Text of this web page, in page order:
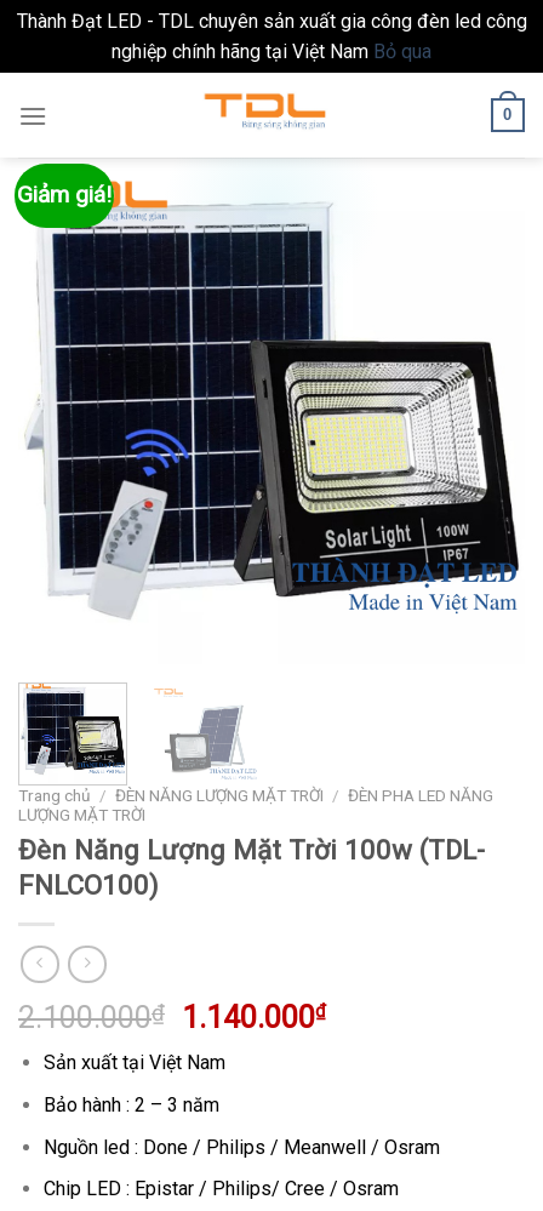
Thành Đạt LED - TDL chuyên sản xuất gia công đèn led công
nghiệp chính hãng tại Việt Nam Bỏ qua
0
Giảm giá!
Trang chủ / ĐÈN NĂNG LƯỢNG MẶT TRỜI / ĐÈN PHA LED NĂNG
LƯỢNG MẶT TRỜI
Đèn Năng Lượng Mặt Trời 100w (TDL-
FNLCO100)
2.100.000₫
Giá
là:
2.100.000₫.
1.140.000₫Giá
1.140.000₫.
Sản xuất tại Việt Nam
Bảo hành : 2 – 3 năm
Nguồn led : Done / Philips / Meanwell / Osram
Chip LED : Epistar / Philips/ Cree / Osram